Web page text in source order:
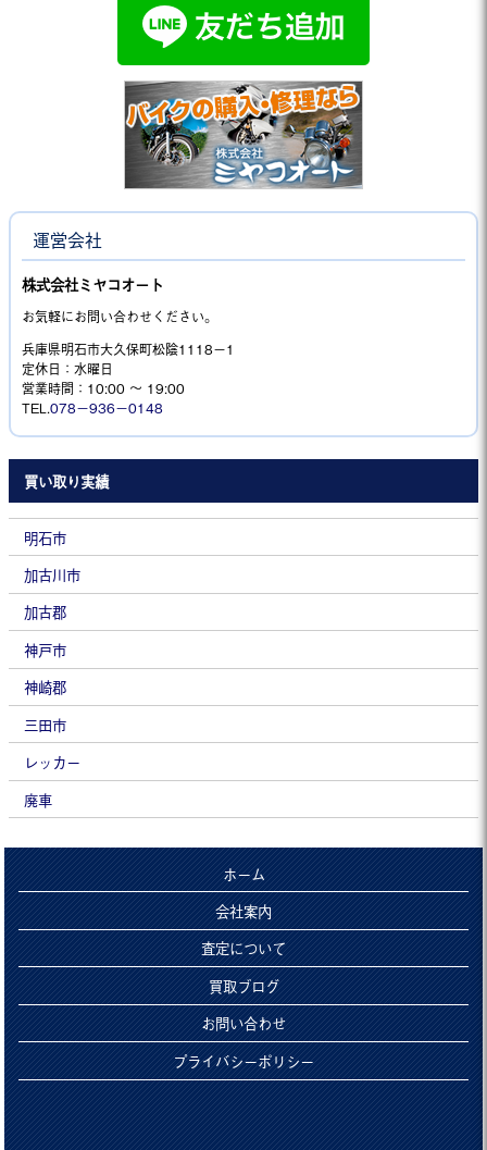
運営会社
株式会社ミヤコオート
お気軽にお問い合わせください。
兵庫県明石市大久保町松陰1118−1
定休日：水曜日
営業時間：10:00 ～ 19:00
TEL.078－936－0148
買い取り実績
明石市
加古川市
加古郡
神戸市
神崎郡
三田市
レッカー
廃車
ホーム
会社案内
査定について
買取ブログ
お問い合わせ
プライバシーポリシー